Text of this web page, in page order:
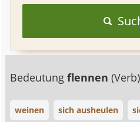
Bedeutungflennen(Verb)
weinen sich ausheulen